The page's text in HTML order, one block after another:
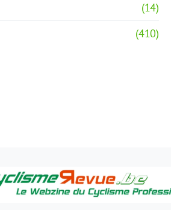
(14)
(410)